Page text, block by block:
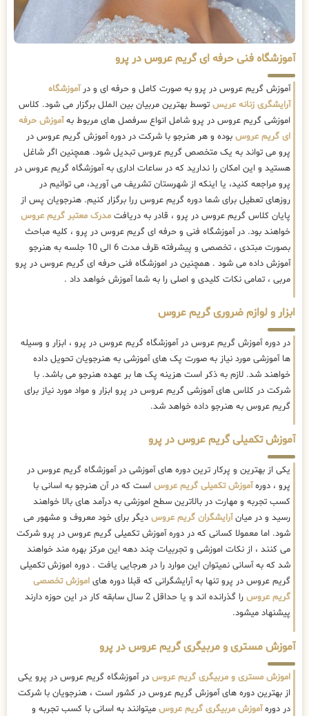
آموزشگاه فنی حرفه ای گریم عروس در پرو
آموزش گریم عروس در پرو به صورت کامل و حرفه ای و درآموزشگاه
آرایشگری زنانه عریس توسط بهترین مربیان بین الملل برگزار می شود. کلاس
اموزشی گریم عروس در پرو شامل انواع سرفصل های مربوط بهآموزش حرفه
ای گریم عروس بوده و هر هنرجو با شرکت در دوره آموزش گریم عروس در
پرو می تواند به یک متخصص گریم عروس تبدیل شود. همچنین اگر شاغل
هستید و این امکان را ندارید که در ساعات اداری به آموزشگاه گریم عروس در
پرو مراجعه کنید، یا اینکه از شهرستان تشریف می آورید، می توانیم در
روزهای تعطیل برای شما دوره گریم عروس ررا برگزار کنیم. هنرجویان پس از
پایان کلاس گریم عروس در پرو ، قادر به دریافت مدرک معتبر گریم عروس
خواهند بود. در آموزشگاه فنی و حرفه ای گریم عروس در پرو ، کلیه مباحث
بصورت مبتدی ، تخصصی و پیشرفته ظرف مدت 6 الی 10 جلسه به هنرجو
آموزش داده می شود . همچنین در اموزشگاه فنی حرفه ای گریم عروس در پرو
مربی ، تمامی نکات کلیدی و اصلی را به شما آموزش خواهد داد .
ابزار و لوازم ضروری گریم عروس
در دوره آموزش گریم عروس در آموزشگاه گریم عروس در پرو ، ابزار و وسیله
ها آموزشی مورد نیاز به صورت پک های آموزشی به هنرجویان تحویل داده
خواهند شد. لازم به ذکر است هزینه پک ها بر عهده هنرجو می باشد. با
شرکت در کلاس های آموزشی گریم عروس در پرو ابزار و مواد مورد نیاز برای
گریم عروس به هنرجو داده خواهد شد.
آموزش تکمیلی گریم عروس در پرو
یکی از بهترین و پرکار ترین دوره های آموزشی در آموزشگاه گریم عروس در
پرو ، دورهآموزش تکمیلی گریم عروس است که در آن هنرجو به اسانی با
کسب تجربه و مهارت در بالاترین سطح اموزشی به درآمد های بالا خواهند
رسید و در میانآرایشگران گریم عروس دیگر برای خود معروف و مشهور می
شود. اما معمولا کسانی که در دوره آموزش تکمیلی گریم عروس در پرو شرکت
می کنند ، از نکات اموزشی و تجربیات چند دهه این مرکز بهره مند خواهند
شد که به آسانی نمیتوان این موارد را در هرجایی یافت . دوره اموزش تکمیلی
گریم عروس در پرو تنها به آرایشگرانی که قبلا دوره های اموزش تخصصی
گریم عروس
را گذرانده اند و یا حداقل 2 سال سابقه کار در این حوزه دارند
پیشنهاد میشود.
آموزش مستری و مربیگری گریم عروس در پرو
اموزش مستری و مربیگری گریم عروس در آموزشگاه گریم عروس در پرو یکی
از بهترین دوره های آموزش گریم عروس در کشور است ، هنرجویان با شرکت
در دورهآموزش مربیگری گریم عروس میتوانند به اسانی با کسب تجربه و